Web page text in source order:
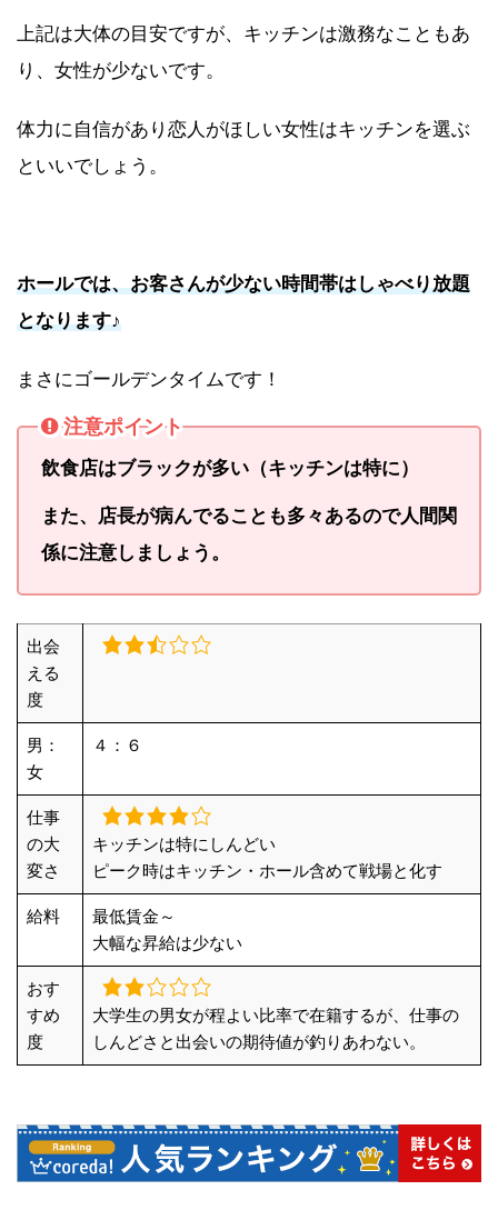
上記は大体の目安ですが、キッチンは激務なこともあ
り、女性が少ないです。
体力に自信があり恋人がほしい女性はキッチンを選ぶ
といいでしょう。
ホールでは、お客さんが少ない時間帯はしゃべり放題
となります♪
まさにゴールデンタイムです！
注意ポイント
飲食店はブラックが多い（キッチンは特に）
また、店長が病んでることも多々あるので人間関
係に注意しましょう。
出会
える
度
男：
女
４：６
仕事
の大
変さ
キッチンは特にしんどい
ピーク時はキッチン・ホール含めて戦場と化す
給料
最低賃金～
大幅な昇給は少ない
おす
すめ
度
大学生の男女が程よい比率で在籍するが、仕事の
しんどさと出会いの期待値が釣りあわない。